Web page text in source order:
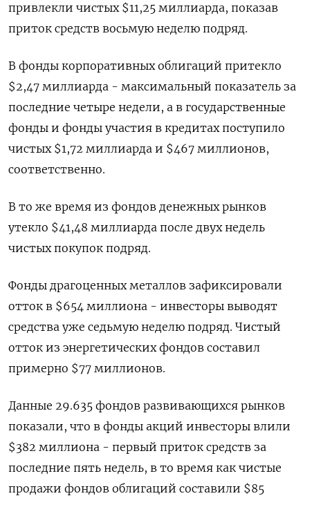
привлекли чистых $11,25 миллиарда, показав
приток средств восьмую неделю подряд.
В фонды корпоративных облигаций притекло
$2,47 миллиарда - максимальный показатель за
последние четыре недели, а в государственные
фонды и фонды участия в кредитах поступило
чистых $1,72 миллиарда и $467 миллионов,
соответственно.
В то же время из фондов денежных рынков
утекло $41,48 миллиарда после двух недель
чистых покупок подряд.
Фонды драгоценных металлов зафиксировали
отток в $654 миллиона - инвесторы выводят
средства уже седьмую неделю подряд. Чистый
отток из энергетических фондов составил
примерно $77 миллионов.
Данные 29.635 фондов развивающихся рынков
показали, что в фонды акций инвесторы влили
$382 миллиона - первый приток средств за
последние пять недель, в то время как чистые
продажи фондов облигаций составили $85